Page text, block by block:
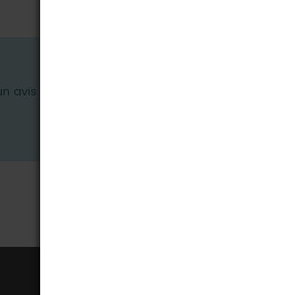
avis ou poser des questions.